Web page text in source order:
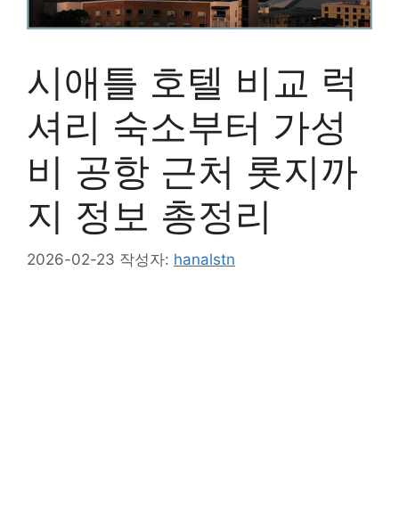
시애틀 호텔 비교 럭
셔리 숙소부터 가성
비 공항 근처 롯지까
지 정보 총정리
2026-02-23 작성자: hanalstn